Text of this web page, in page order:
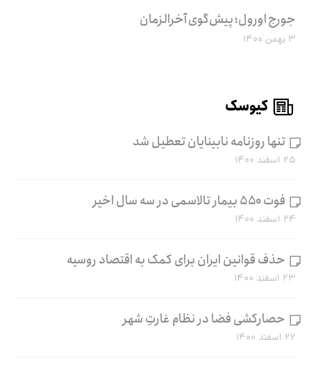
جورج اورول؛ پیش‌گوی آخرالزمان
۳ بهمن ۱۴۰۰
کیوسک
تنها روزنامه نابینایان تعطیل شد
۲۵ اسفند ۱۴۰۰
فوت ۵۵۰ بیمار تالاسمی در سه سال اخیر
۲۴ اسفند ۱۴۰۰
حذف قوانین ایران برای کمک به اقتصاد روسیه
۲۳ اسفند ۱۴۰۰
حصارکشی فضا در نظام غارتِ شهر
۲۲ اسفند ۱۴۰۰